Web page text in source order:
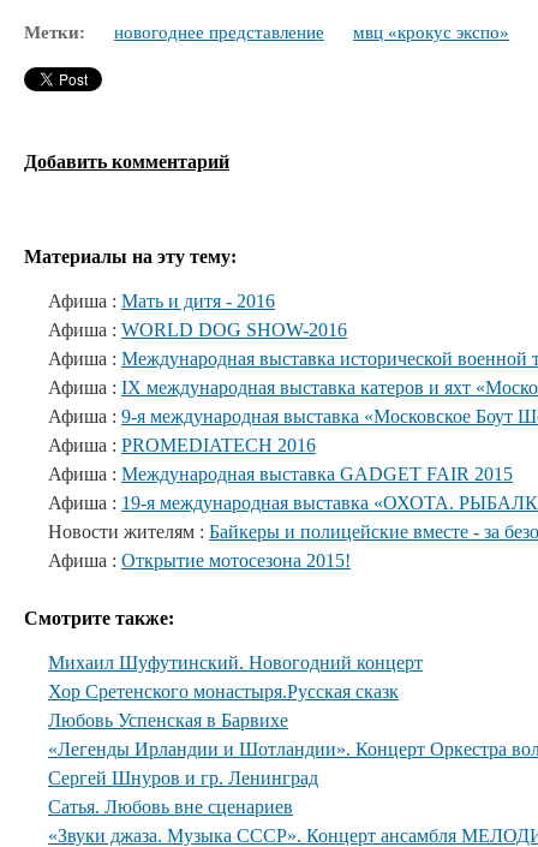
Метки: новогоднее представление мвц «крокус экспо»
Добавить комментарий
Материалы на эту тему:
Афиша : Мать и дитя - 2016
Афиша : WORLD DOG SHOW-2016
Афиша : Международная выставка исторической военной
Афиша : IX международная выставка катеров и яхт
Афиша : 9-я международная выставка «Московское Боут
Афиша : PROMEDIATECH 2016
Афиша : Международная выставка GADGET FAIR 2015
Афиша : 19-я международная выставка «ОХОТА.
Новости жителям : Байкеры и полицейские вместе - за
Афиша : Открытие мотосезона 2015!
Смотрите также:
Михаил Шуфутинский. Новогодний концерт
Хор Сретенского монастыря.Русская сказк
Любовь Успенская в Барвихе
«Легенды Ирландии и Шотландии». Концерт Оркестра
Сергей Шнуров и гр. Ленинград
Сатья. Любовь вне сценариев
«Звуки джаза. Музыка СССР». Концерт ансамбля